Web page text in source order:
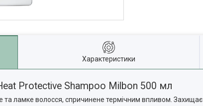
Характеристики
Protective Shampoo Milbon 500 мл
та ламке волосся, спричинене термічним впливом.